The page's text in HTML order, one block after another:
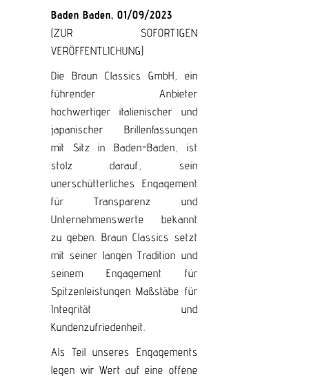
Baden Baden, 01/09/2023
(ZUR SOFORTIGEN
VERÖFFENTLICHUNG)
Die Braun Classics GmbH, ein
führender Anbieter
hochwertiger italienischer und
japanischer Brillenfassungen
mit Sitz in Baden-Baden, ist
stolz darauf, sein
unerschütterliches Engagement
für Transparenz und
Unternehmenswerte bekannt
zu geben. Braun Classics setzt
mit seiner langen Tradition und
seinem Engagement für
Spitzenleistungen Maßstäbe für
Integrität und
Kundenzufriedenheit.
Als Teil unseres Engagements
legen wir Wert auf eine offene